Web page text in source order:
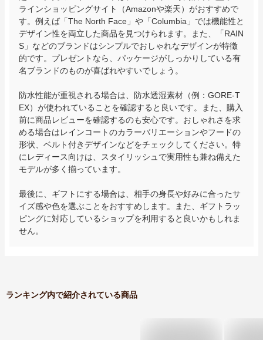
ラインショッピングサイト（Amazonや楽天）がおすすめで
す。例えば「The North Face」や「Columbia」では機能性と
デザイン性を両立した商品を見つけられます。また、「RAIN
S」などのブランドはシンプルでおしゃれなデザインが特徴
的です。プレゼントなら、パッケージがしっかりしている有
名ブランドのものが喜ばれやすいでしょう。
防水性能が重視される場合は、防水透湿素材（例：GORE-T
EX）が使われていることを確認すると良いです。また、購入
前に商品レビューを確認するのも安心です。おしゃれさを求
める場合はレインコートのカラーバリエーションやフードの
形状、ベルト付きデザインなどをチェックしてください。特
にレディース向けは、スタイリッシュで実用性も兼ね備えた
モデルが多く揃っています。
最後に、ギフトにする場合は、相手の身長や好みに合ったサ
イズ感や色を選ぶことをおすすめします。また、ギフトラッ
ピングに対応しているショップを利用すると良いかもしれま
せん。
ランキング内で紹介されている商品